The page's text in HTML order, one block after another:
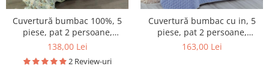
Cuvertură bumbac 100%, 5
piese, pat 2 persoane,
230x250 cm, CB136
138,00 Lei
2 Review-uri
Cuvertură bumbac cu in, 5
piese, pat 2 persoane,
220x240 cm, CBI02
163,00 Lei